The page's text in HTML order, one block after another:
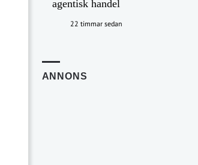
agentisk handel
22 timmar sedan
ANNONS